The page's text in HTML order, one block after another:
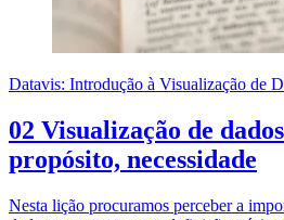
Datavis: Introdução à Visualização de
02 Visualização de
propósito, necessidade
Nesta lição procuramos perceber a